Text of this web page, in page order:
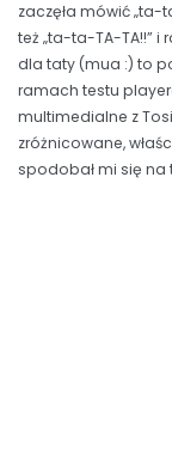
zaczęła mówić „ta-
też „ta-ta-TA-TA!!”
dla taty (mua :) to
ramach testu
multimedialne z
zróżnicowane,
spodobał mi się na